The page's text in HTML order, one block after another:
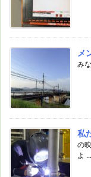
メ
み
私
の
よ ...